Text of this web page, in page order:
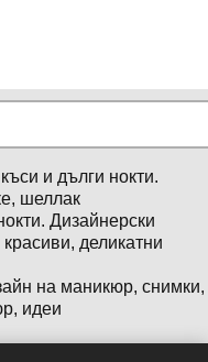
и дълги нокти.
шеллак
Дизайнерски
красиви, деликатни
на маникюр, снимки,
идеи